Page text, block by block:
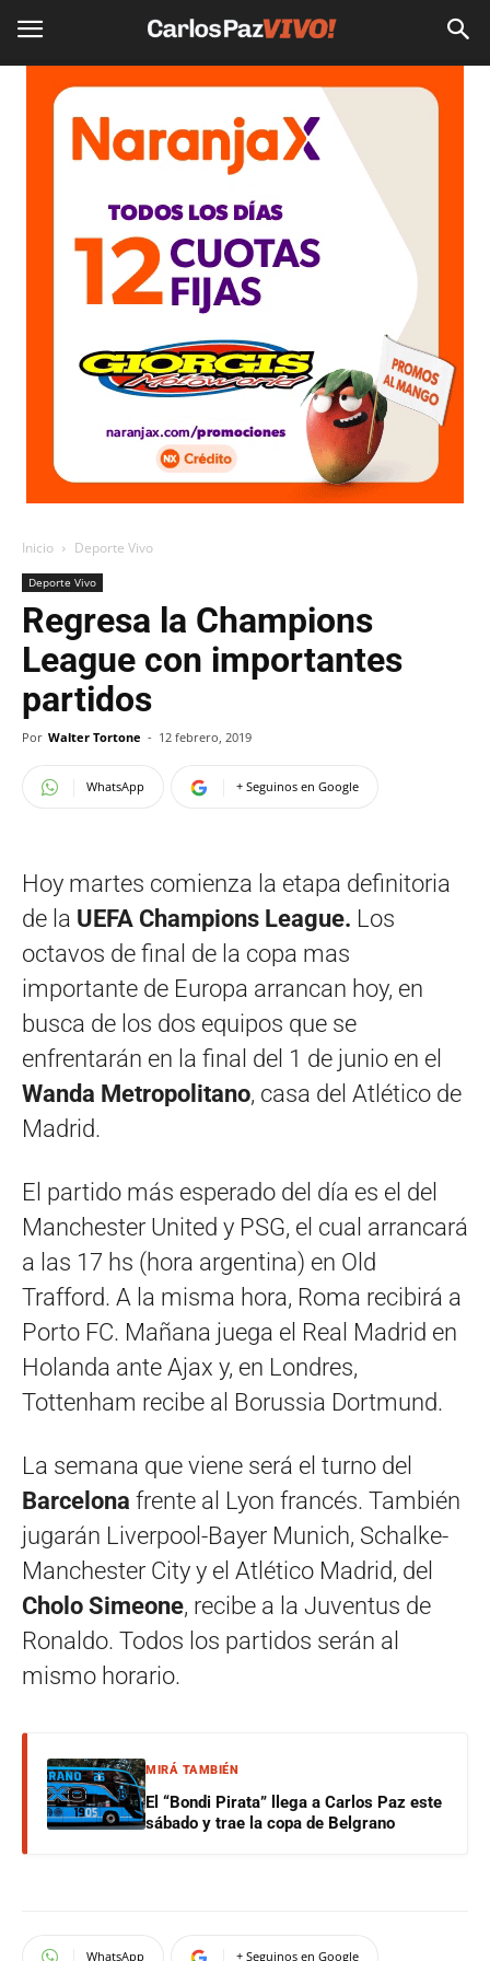
Inicio Deporte Vivo
Deporte Vivo
Regresa la Champions
League con importantes
partidos
Por Walter Tortone - 12 febrero, 2019
WhatsApp + Seguinos en Google
Hoy martes comienza la etapa definitoria
de la UEFA Champions League. Los
octavos de final de la copa mas
importante de Europa arrancan hoy, en
busca de los dos equipos que se
enfrentarán en la final del 1 de junio en el
Wanda Metropolitano, casa del Atlético de
Madrid.
El partido más esperado del día es el del
Manchester United y PSG, el cual arrancará
a las 17 hs (hora argentina) en Old
Trafford. A la misma hora, Roma recibirá a
Porto FC. Mañana juega el Real Madrid en
Holanda ante Ajax y, en Londres,
Tottenham recibe al Borussia Dortmund.
La semana que viene será el turno del
Barcelona frente al Lyon francés. También
jugarán Liverpool-Bayer Munich, Schalke-
Manchester City y el Atlético Madrid, del
Cholo Simeone, recibe a la Juventus de
Ronaldo. Todos los partidos serán al
mismo horario.
MIRÁ TAMBIÉN
El “Bondi Pirata” llega a Carlos Paz este
sábado y trae la copa de Belgrano
WhatsApp + Seguinos en Google